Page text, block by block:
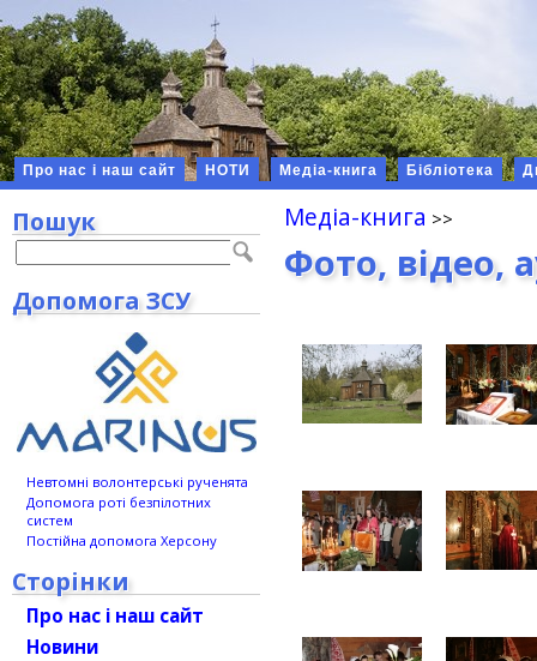
Про нас і наш сайт НОТИ Медіа-книга Бібліотека
Медіа-книга
Фото, відео,
Пошук
Допомога ЗСУ
Невтомні волонтерські рученята
Допомога роті безпілотних
систем
Постійна допомога Херсону
Сторінки
Про нас і наш сайт
Новини